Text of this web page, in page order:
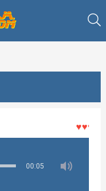
♥♥♥着メ
00:05